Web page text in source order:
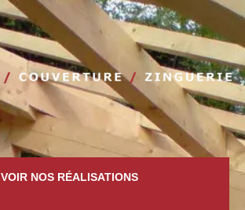
VOIR NOS RÉALISATIONS